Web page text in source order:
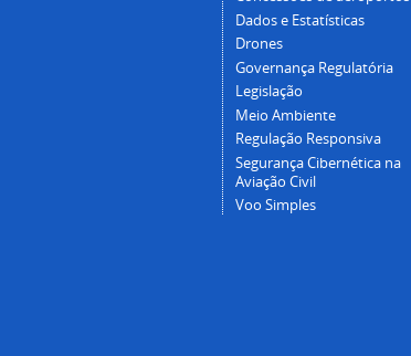
Dados e Estatísticas
Drones
Governança Regulatória
Legislação
Meio Ambiente
Regulação Responsiva
Segurança Cibernética na
Aviação Civil
Voo Simples